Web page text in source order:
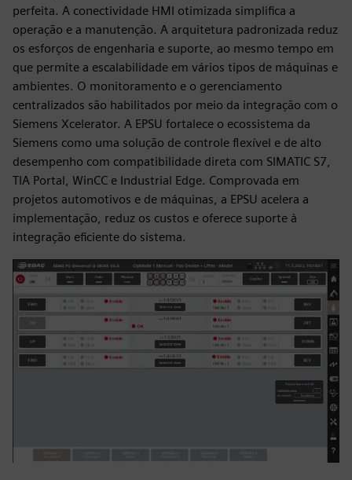
perfeita. A conectividade HMI otimizada simplifica a
operação e a manutenção. A arquitetura padronizada reduz
os esforços de engenharia e suporte, ao mesmo tempo em
que permite a escalabilidade em vários tipos de máquinas e
ambientes. O monitoramento e o gerenciamento
centralizados são habilitados por meio da integração com o
Siemens Xcelerator. A EPSU fortalece o ecossistema da
Siemens como uma solução de controle flexível e de alto
desempenho com compatibilidade direta com SIMATIC S7,
TIA Portal, WinCC e Industrial Edge. Comprovada em
projetos automotivos e de máquinas, a EPSU acelera a
implementação, reduz os custos e oferece suporte à
integração eficiente do sistema.